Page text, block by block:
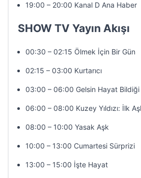
19:00 – 20:00 Kanal D Ana Haber
SHOW TV Yayın Akışı
00:30 – 02:15 Ölmek İçin Bir Gün
02:15 – 03:00 Kurtarıcı
03:00 – 06:00 Gelsin Hayat Bildiği
06:00 – 08:00 Kuzey Yıldızı: İlk
08:00 – 10:00 Yasak Aşk
10:00 – 13:00 Cumartesi Sürprizi
13:00 – 15:00 İşte Hayat